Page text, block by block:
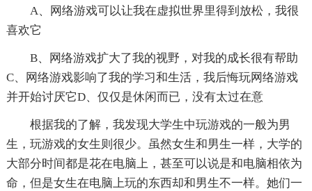
A、网络游戏可以让我在虚拟世界里得到放松，我很
喜欢它
B、网络游戏扩大了我的视野，对我的成长很有帮助
C、网络游戏影响了我的学习和生活，我后悔玩网络游戏
并开始讨厌它D、仅仅是休闲而已，没有太过在意
根据我的了解，我发现大学生中玩游戏的一般为男
生，玩游戏的女生则很少。虽然女生和男生一样，大学的
大部分时间都是花在电脑上，甚至可以说是和电脑相依为
命，但是女生在电脑上玩的东西却和男生不一样。她们一